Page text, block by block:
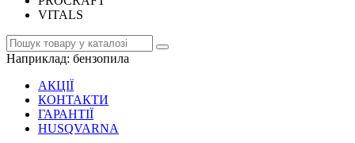
VITALS
Наприклад: бензопила
АКЦІЇ
КОНТАКТИ
ГАРАНТІЇ
HUSQVARNA